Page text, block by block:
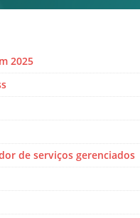
2025
de serviços gerenciados